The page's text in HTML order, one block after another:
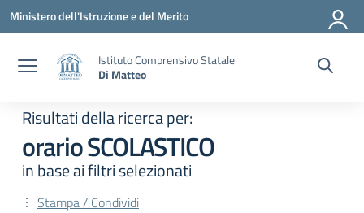
Vai ai contenuti
Vai al menu di navigazione
Vai al footer
Ministero dell'Istruzione e del Merito
Istituto Comprensivo Statale
Di Matteo
Risultati della ricerca per:
orario SCOLASTICO
in base ai filtri selezionati
Stampa / Condividi